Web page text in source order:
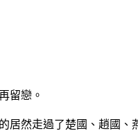
留戀。
然走過了楚國、趙國、